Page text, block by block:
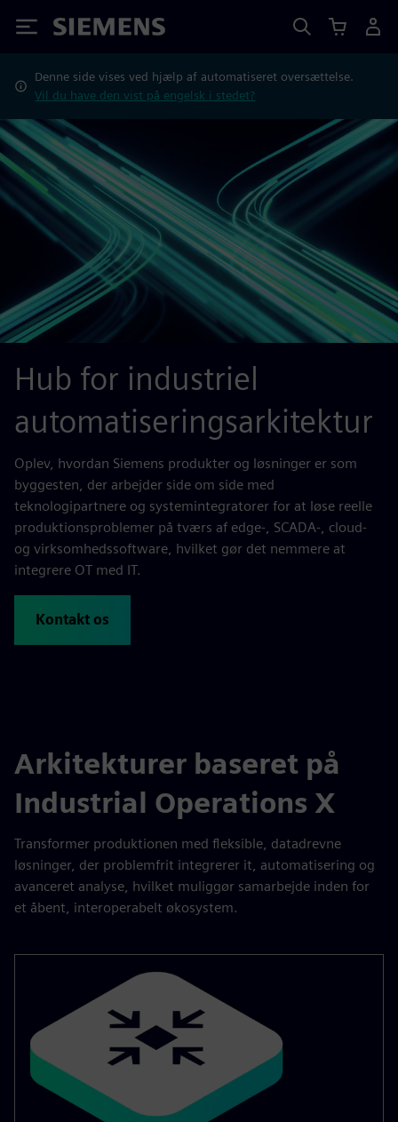
Siemens
Denne side vises ved hjælp af automatiseret oversættelse.
Vil du have den vist på engelsk i stedet?
Hub for industriel
automatiseringsarkitektur
Oplev, hvordan Siemens produkter og løsninger er som
byggesten, der arbejder side om side med
teknologipartnere og systemintegratorer for at løse reelle
produktionsproblemer på tværs af edge-, SCADA-, cloud-
og virksomhedssoftware, hvilket gør det nemmere at
integrere OT med IT.
Kontakt os
Arkitekturer baseret på
Industrial Operations X
Transformer produktionen med fleksible, datadrevne
løsninger, der problemfrit integrerer it, automatisering og
avanceret analyse, hvilket muliggør samarbejde inden for
et åbent, interoperabelt økosystem.